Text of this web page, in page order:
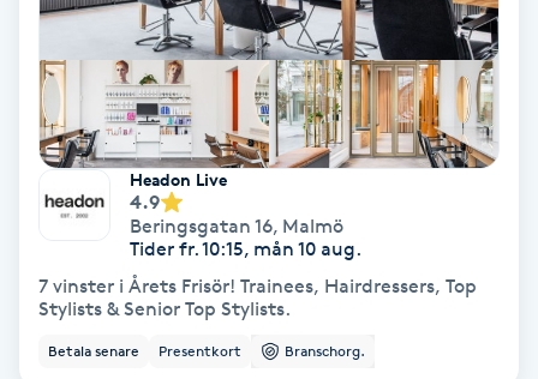
Käkledsbehandling
Kärlbehandling
Laserbehandling
Lashlift Keratin
LED-ljusterapi
Headon Live
4.9
Beringsgatan 16, Malmö
Tider fr. 10:15, mån 10 aug.
7 vinster i Årets Frisör! Trainees, Hairdressers, Top
Stylists & Senior Top Stylists.
Betala senare Presentkort Branschorg.